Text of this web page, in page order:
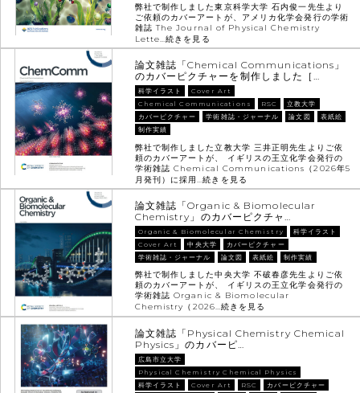
弊社で制作しました東京科学大学 石内俊一先生より
ご依頼のカバーアートが、アメリカ化学会発行の学術
雑誌 The Journal of Physical Chemistry
Lette…続きを見る
論文雑誌「Chemical Communications」
のカバーピクチャーを制作しました［…
科学イラスト
Cover Art
Chemical Communications
RSC
立教大学
カバーピクチャー
学術雑誌・ジャーナル 論文図
表紙絵
制作実績
弊社で制作しました立教大学 三井正明先生よりご依
頼のカバーアートが、 イギリスの王立化学会発行の
学術雑誌 Chemical Communications（2026年5
月発刊）に採用…続きを見る
論文雑誌「Organic & Biomolecular
Chemistry」のカバーピクチャ…
Organic & Biomolecular Chemistry
科学イラスト
Cover Art
中央大学
カバーピクチャー
学術雑誌・ジャーナル
論文図 表紙絵 制作実績
弊社で制作しました中央大学 不破春彦先生よりご依
頼のカバーアートが、 イギリスの王立化学会発行の
学術雑誌 Organic & Biomolecular
Chemistry（2026…続きを見る
論文雑誌「Physical Chemistry Chemical
Physics」のカバーピ…
広島市立大学
Physical Chemistry Chemical Physics
科学イラスト
Cover Art RSC
カバーピクチャー